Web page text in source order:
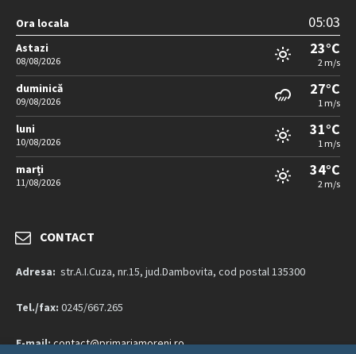
Ora locala 05:03
Astazi
08/08/2026
23°C
2 m/s
duminică
09/08/2026
27°C
1 m/s
luni
10/08/2026
31°C
1 m/s
marți
11/08/2026
34°C
2 m/s
CONTACT
Adresa: str.A.I.Cuza, nr.15, jud.Dambovita, cod postal 135300
Tel./fax: 0245/667.265
E-mail:contact@primariamoreni.ro